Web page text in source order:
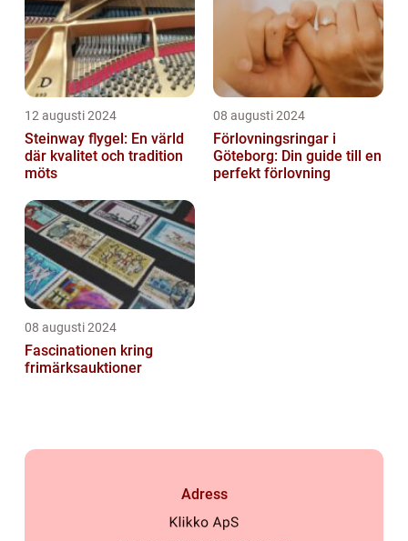
12 augusti 2024
Steinway flygel: En värld
där kvalitet och tradition
möts
08 augusti 2024
Förlovningsringar i
Göteborg: Din guide till en
perfekt förlovning
08 augusti 2024
Fascinationen kring
frimärksauktioner
Adress